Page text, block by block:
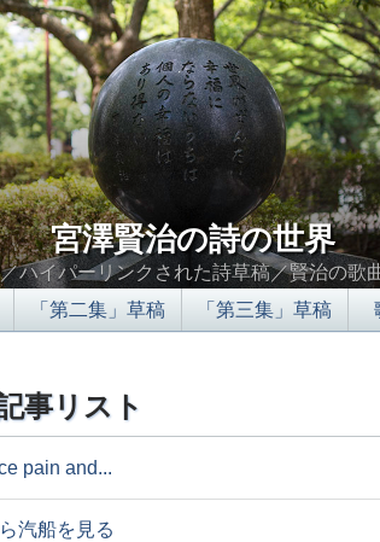
宮澤賢治の詩の世界
ハイパーリンクされた詩草稿／賢治の歌
「第二集」草稿 「第三集」草稿
事リスト
pain and...
汽船を見る